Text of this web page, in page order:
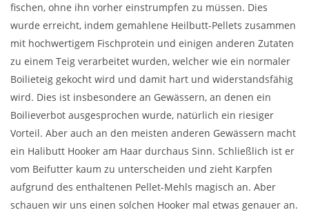
fischen, ohne ihn vorher einstrumpfen zu müssen. Dies
wurde erreicht, indem gemahlene Heilbutt-Pellets zusammen
mit hochwertigem Fischprotein und einigen anderen Zutaten
zu einem Teig verarbeitet wurden, welcher wie ein normaler
Boilieteig gekocht wird und damit hart und widerstandsfähig
wird. Dies ist insbesondere an Gewässern, an denen ein
Boilieverbot ausgesprochen wurde, natürlich ein riesiger
Vorteil. Aber auch an den meisten anderen Gewässern macht
ein Halibutt Hooker am Haar durchaus Sinn. Schließlich ist er
vom Beifutter kaum zu unterscheiden und zieht Karpfen
aufgrund des enthaltenen Pellet-Mehls magisch an. Aber
schauen wir uns einen solchen Hooker mal etwas genauer an.